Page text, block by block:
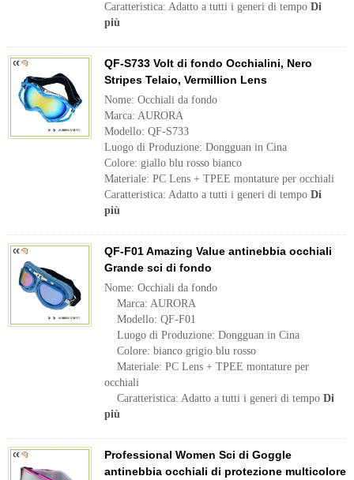
Caratteristica: Adatto a tutti i generi di tempo Di
più
QF-S733 Volt di fondo Occhialini, Nero
Stripes Telaio, Vermillion Lens
Nome: Occhiali da fondo
Marca: AURORA
Modello: QF-S733
Luogo di Produzione: Dongguan in Cina
Colore: giallo blu rosso bianco
Materiale: PC Lens + TPEE montature per occhiali
Caratteristica: Adatto a tutti i generi di tempo Di
più
QF-F01 Amazing Value antinebbia occhiali
Grande sci di fondo
Nome: Occhiali da fondo
Marca: AURORA
Modello: QF-F01
Luogo di Produzione: Dongguan in Cina
Colore: bianco grigio blu rosso
Materiale: PC Lens + TPEE montature per
occhiali
Caratteristica: Adatto a tutti i generi di tempo Di
più
Professional Women Sci di Goggle
antinebbia occhiali di protezione multicolore